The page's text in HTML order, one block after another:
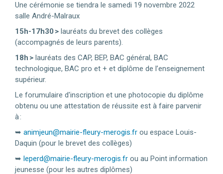
Une cérémonie se tiendra le samedi 19 novembre 2022
salle André-Malraux
15h-17h30 > lauréats du brevet des collèges
(accompagnés de leurs parents).
18h > lauréats des CAP, BEP, BAC général, BAC
technologique, BAC pro et + et diplôme de l’enseignement
supérieur.
Le forumulaire d'inscription et une photocopie du diplôme
obtenu ou une attestation de réussite est à faire parvenir
à :
➥ animjeun@mairie-fleury-merogis.fr ou espace Louis-
Daquin (pour le brevet des collèges)
➥ leperd@mairie-fleury-merogis.fr ou au Point information
jeunesse (pour les autres diplômes)